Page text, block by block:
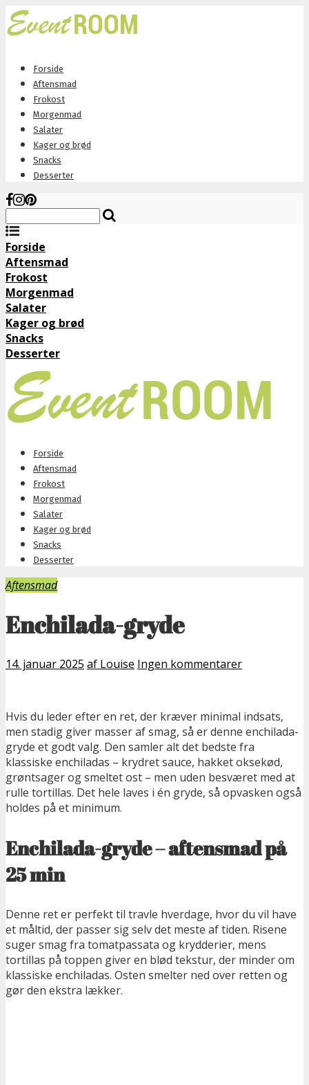
Forside
Aftensmad
Frokost
Morgenmad
Salater
Kager og brød
Snacks
Desserter
Forside
Aftensmad
Frokost
Morgenmad
Salater
Kager og brød
Snacks
Desserter
Forside
Aftensmad
Frokost
Morgenmad
Salater
Kager og brød
Snacks
Desserter
Aftensmad
Enchilada-gryde
14. januar 2025 af Louise Ingen kommentarer
Hvis du leder efter en ret, der kræver minimal indsats,
men stadig giver masser af smag, så er denne enchilada-
gryde et godt valg. Den samler alt det bedste fra
klassiske enchiladas – krydret sauce, hakket oksekød,
grøntsager og smeltet ost – men uden besværet med at
rulle tortillas. Det hele laves i én gryde, så opvasken også
holdes på et minimum.
Enchilada-gryde – aftensmad på
25 min
Denne ret er perfekt til travle hverdage, hvor du vil have
et måltid, der passer sig selv det meste af tiden. Risene
suger smag fra tomatpassata og krydderier, mens
tortillas på toppen giver en blød tekstur, der minder om
klassiske enchiladas. Osten smelter ned over retten og
gør den ekstra lækker.